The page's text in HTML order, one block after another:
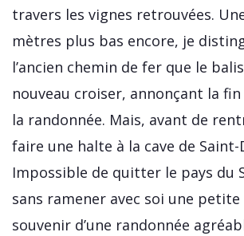
travers les vignes retrouvées.
mètres plus bas encore, je
l’ancien chemin de fer que le
nouveau croiser, annonçant la
la randonnée. Mais, avant de
faire une halte à la cave de Saint-
Impossible de quitter le pays du
sans ramener avec soi une
souvenir d’une randonnée